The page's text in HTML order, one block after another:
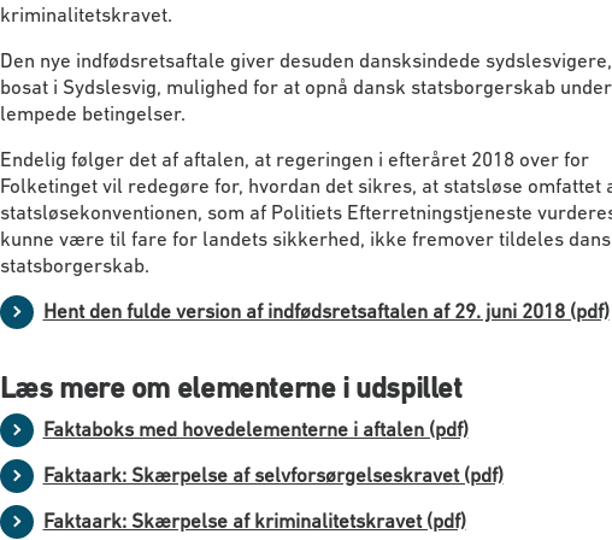
kriminalitetskravet.
Den nye indfødsretsaftale giver desuden dansksindede
bosat i Sydslesvig, mulighed for at opnå dansk statsborgerskab under
lempede betingelser.
Endelig følger det af aftalen, at regeringen i efteråret 2018 over for
Folketinget vil redegøre for, hvordan det sikres, at statsløse omfattet
statsløsekonventionen, som af Politiets Efterretningstjeneste
kunne være til fare for landets sikkerhed, ikke fremover tildeles
statsborgerskab.
Hent den fulde version af indfødsretsaftalen af 29. juni 2018 (pdf)
Læs mere om elementerne i udspillet
Faktaboks med hovedelementerne i aftalen (pdf)
Faktaark: Skærpelse af selvforsørgelseskravet (pdf)
Faktaark: Skærpelse af kriminalitetskravet (pdf)